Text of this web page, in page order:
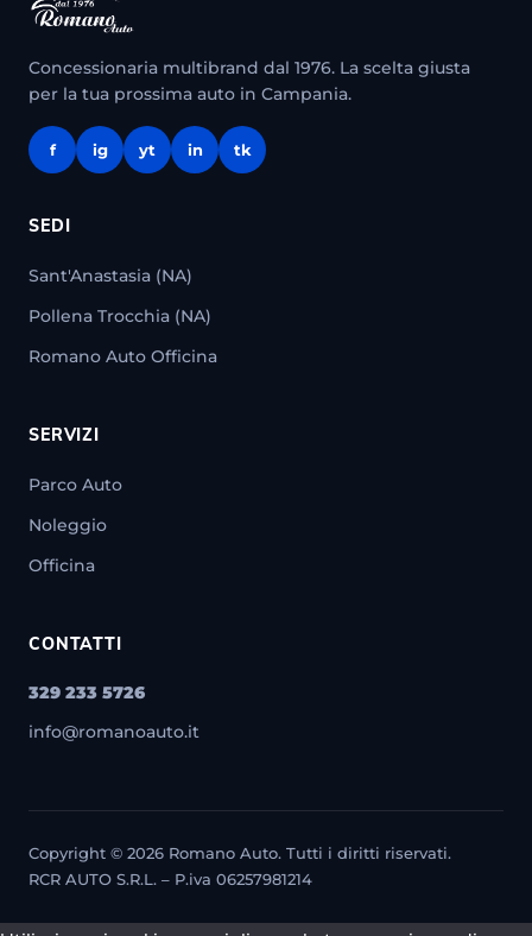
Concessionaria multibrand dal 1976. La scelta giusta
per la tua prossima auto in Campania.
f ig yt in tk
SEDI
Sant'Anastasia (NA)
Pollena Trocchia (NA)
Romano Auto Officina
SERVIZI
Parco Auto
Noleggio
Officina
CONTATTI
329 233 5726
info@romanoauto.it
Copyright © 2026 Romano Auto. Tutti i diritti riservati.
RCR AUTO S.R.L. – P.iva 06257981214